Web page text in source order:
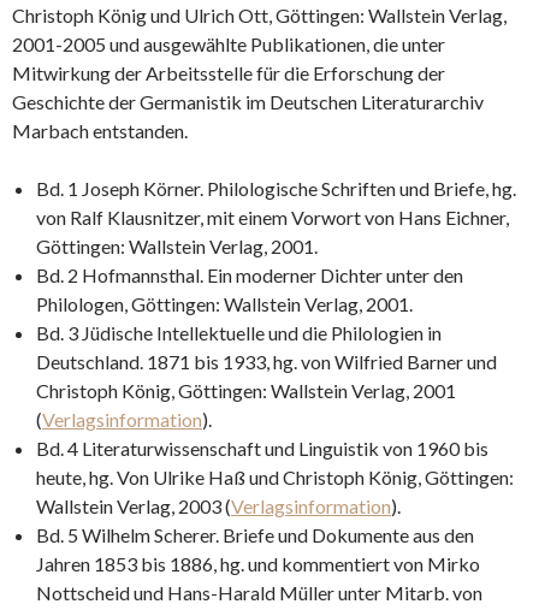
Christoph König und Ulrich Ott, Göttingen: Wallstein Verlag,
2001-2005 und ausgewählte Publikationen, die unter
Mitwirkung der Arbeitsstelle für die Erforschung der
Geschichte der Germanistik im Deutschen Literaturarchiv
Marbach entstanden.
Bd. 1 Joseph Körner. Philologische Schriften und Briefe, hg.
von Ralf Klausnitzer, mit einem Vorwort von Hans Eichner,
Göttingen: Wallstein Verlag, 2001.
Bd. 2 Hofmannsthal. Ein moderner Dichter unter den
Philologen, Göttingen: Wallstein Verlag, 2001.
Bd. 3 Jüdische Intellektuelle und die Philologien in
Deutschland. 1871 bis 1933, hg. von Wilfried Barner und
Christoph König, Göttingen: Wallstein Verlag, 2001
(Verlagsinformation).
Bd. 4 Literaturwissenschaft und Linguistik von 1960 bis
heute, hg. Von Ulrike Haß und Christoph König, Göttingen:
Wallstein Verlag, 2003 (Verlagsinformation).
Bd. 5 Wilhelm Scherer. Briefe und Dokumente aus den
Jahren 1853 bis 1886, hg. und kommentiert von Mirko
Nottscheid und Hans-Harald Müller unter Mitarb. von